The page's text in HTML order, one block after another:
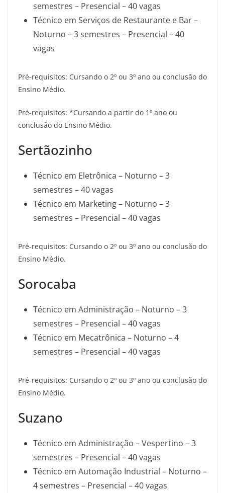
semestres – Presencial – 40 vagas
Técnico em Serviços de Restaurante e Bar –
Noturno – 3 semestres – Presencial – 40
vagas
Pré-requisitos: Cursando o 2º ou 3º ano ou conclusão do
Ensino Médio.
Pré-requisitos: *Cursando a partir do 1º ano ou
conclusão do Ensino Médio.
Sertãozinho
Técnico em Eletrônica – Noturno – 3
semestres – 40 vagas
Técnico em Marketing – Noturno – 3
semestres – Presencial – 40 vagas
Pré-requisitos: Cursando o 2º ou 3º ano ou conclusão do
Ensino Médio.
Sorocaba
Técnico em Administração – Noturno – 3
semestres – Presencial – 40 vagas
Técnico em Mecatrônica – Noturno – 4
semestres – Presencial – 40 vagas
Pré-requisitos: Cursando o 2º ou 3º ano ou conclusão do
Ensino Médio.
Suzano
Técnico em Administração – Vespertino – 3
semestres – Presencial – 40 vagas
Técnico em Automação Industrial – Noturno –
4 semestres – Presencial – 40 vagas